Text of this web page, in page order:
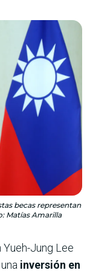
becas representan
Matías Amarilla
Jung Lee
inversión en